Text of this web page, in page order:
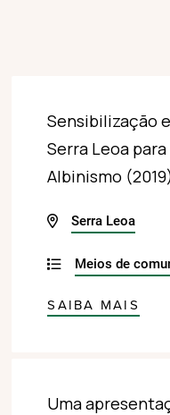
Sensibilização
Serra Leoa
Albinismo
Serra Leoa
Meios de
SAIBA MAIS
Uma